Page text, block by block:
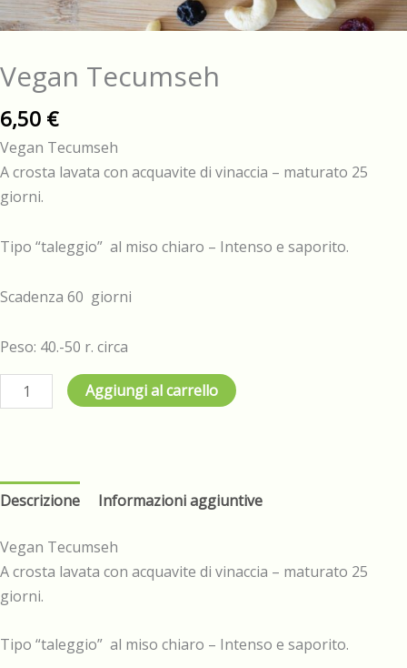
Vegan Tecumseh
6,50 €
Vegan Tecumseh
A crosta lavata con acquavite di vinaccia – maturato 25
giorni.
Tipo “taleggio” al miso chiaro – Intenso e saporito.
Scadenza 60 giorni
Peso: 40.-50 r. circa
Vegan
Tecumseh
Aggiungi al carrello
Descrizione Informazioni aggiuntive
Vegan Tecumseh
A crosta lavata con acquavite di vinaccia – maturato 25
giorni.
Tipo “taleggio” al miso chiaro – Intenso e saporito.